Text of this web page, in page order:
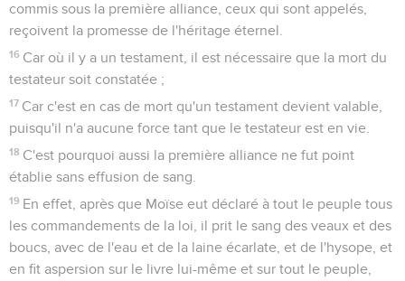
commis sous la première alliance, ceux qui sont appelés,
reçoivent la promesse de l'héritage éternel.
16 Car où il y a un testament, il est nécessaire que la mort du
testateur soit constatée ;
17 Car c'est en cas de mort qu'un testament devient valable,
puisqu'il n'a aucune force tant que le testateur est en vie.
18 C'est pourquoi aussi la première alliance ne fut point
établie sans effusion de sang.
19 En effet, après que Moïse eut déclaré à tout le peuple tous
les commandements de la loi, il prit le sang des veaux et des
boucs, avec de l'eau et de la laine écarlate, et de l'hysope, et
en fit aspersion sur le livre lui-même et sur tout le peuple,